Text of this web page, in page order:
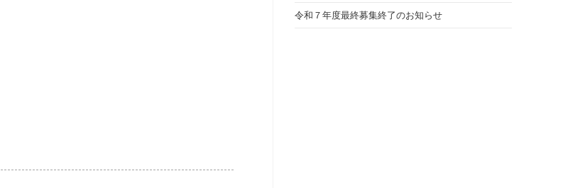
令和７年度最終募集終了のお知らせ